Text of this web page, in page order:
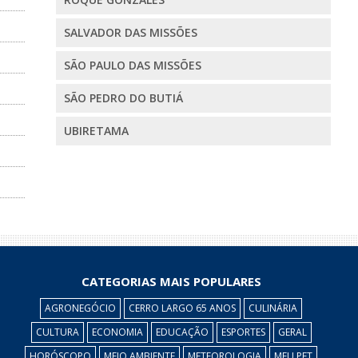
SALVADOR DAS MISSÕES
SÃO PAULO DAS MISSÕES
SÃO PEDRO DO BUTIÁ
UBIRETAMA
CATEGORIAS MAIS POPULARES
AGRONEGÓCIO CERRO LARGO 65 ANOS
CULINÁRIA
CULTURA
ECONOMIA EDUCAÇÃO ESPORTES
GERAL